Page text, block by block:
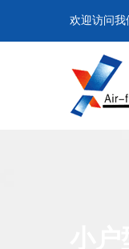
欢迎访问我